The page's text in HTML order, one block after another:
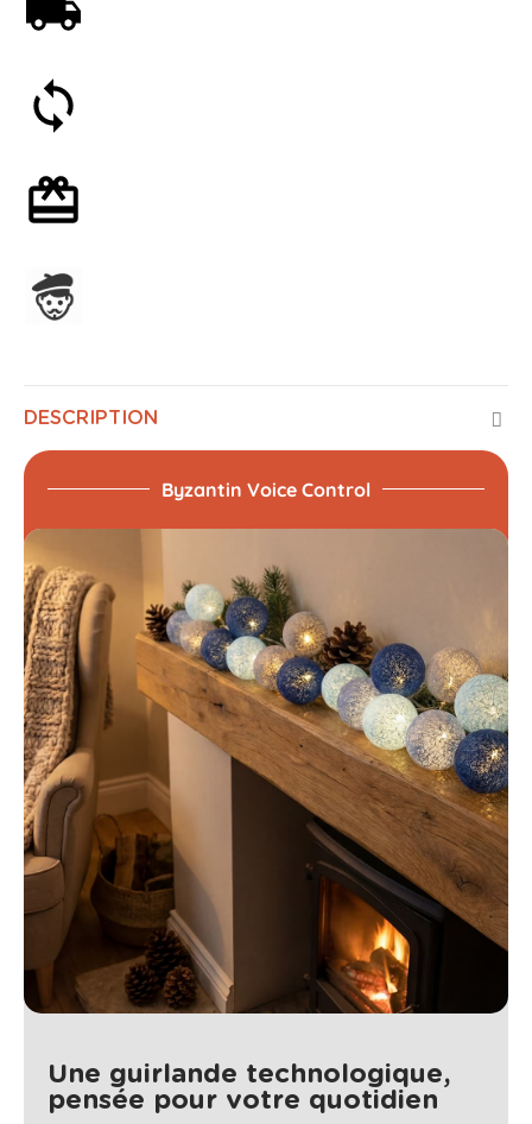
DESCRIPTION
Byzantin Voice Control
Une guirlande technologique,
pensée pour votre quotidien